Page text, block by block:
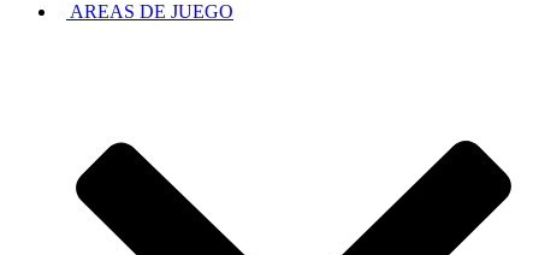
AREAS DE JUEGO